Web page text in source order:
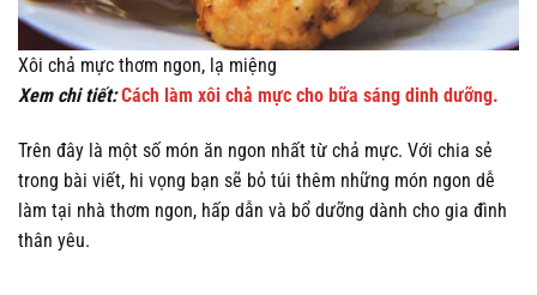
Xôi chả mực thơm ngon, lạ miệng
Xem chi tiết: Cách làm xôi chả mực cho bữa sáng dinh dưỡng.
Trên đây là một số món ăn ngon nhất từ chả mực. Với chia sẻ
trong bài viết, hi vọng bạn sẽ bỏ túi thêm những món ngon dễ
làm tại nhà thơm ngon, hấp dẫn và bổ dưỡng dành cho gia đình
thân yêu.